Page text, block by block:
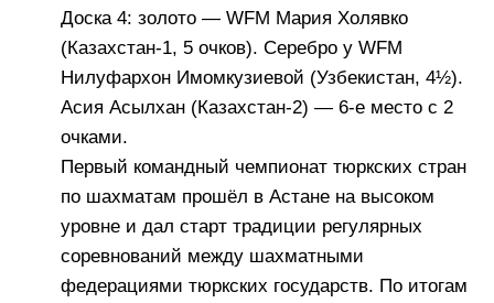
Доска 4: золото — WFM Мария Холявко
(Казахстан-1, 5 очков). Серебро у WFM
Нилуфархон Имомкузиевой (Узбекистан, 4½).
Асия Асылхан (Казахстан-2) — 6-е место с 2
очками.
Первый командный чемпионат тюркских стран
по шахматам прошёл в Астане на высоком
уровне и дал старт традиции регулярных
соревнований между шахматными
федерациями тюркских государств. По итогам